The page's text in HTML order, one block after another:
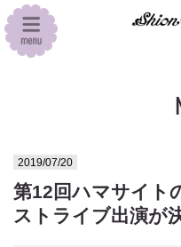
2019/07/20
第12回ハマサイト
ストライブ出演が